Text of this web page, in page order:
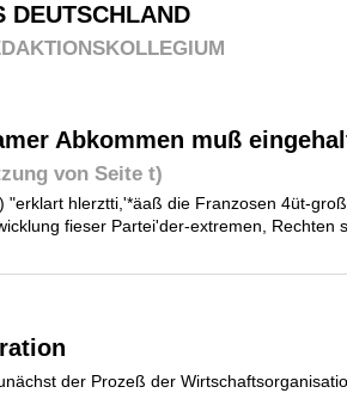
DEUTSCHLAND
Abkommen muß
von Seite t)
"erklart hlerztti,'*äaß die Franzosen 4üt-
fieser Partei'der-extremen, Rechten
der Prozeß der